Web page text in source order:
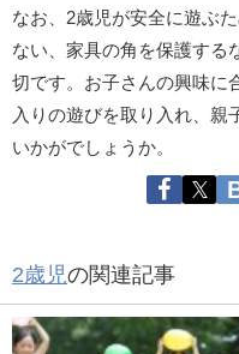
なお、2歳児が安全に遊ぶ
ない、家具の角を保護する
切です。お子さんの興味に
入りの遊びを取り入れ、親
いかがでしょうか。
2歳児の関連記事